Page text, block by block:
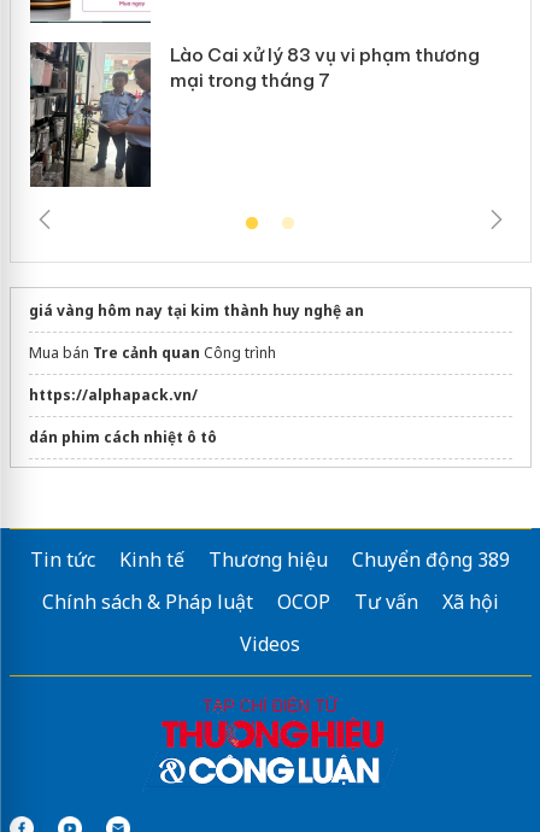
Lào Cai xử lý 83 vụ vi phạm thương
mại trong tháng 7
giá vàng hôm nay tại kim thành huy nghệ an
Mua bán Tre cảnh quan Công trình
https://alphapack.vn/
dán phim cách nhiệt ô tô
Sửa máy rửa bát bosch
Báo giávan bi điều khiển điện
Tin tức Kinh tế Thương hiệu
Chuyển động 389
Chính sách & Pháp luật
OCOP Tư vấn
Xã hội
Videos